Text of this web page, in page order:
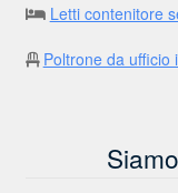
Letti contenitore
Poltrone da ufficio